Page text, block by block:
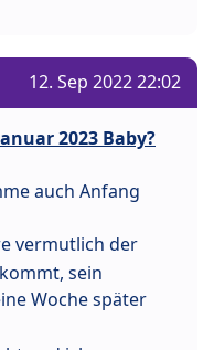
12. Sep 2022 22:02
2023 Baby?
auch Anfang
vermutlich der
sein
Woche später